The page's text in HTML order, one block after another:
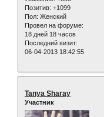
Позитив: +1099
Пол: Женский
Провел на форуме:
18 дней 18 часов
Последний визит:
06-04-2013 18:42:55
Tanya Sharay
Участник